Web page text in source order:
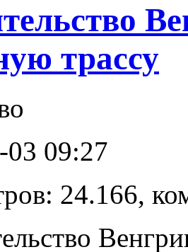
трассу
03 09:27
24.166,